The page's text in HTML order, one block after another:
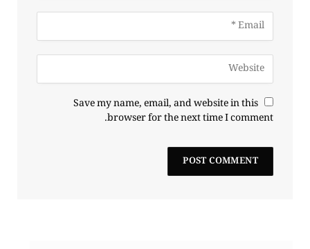
Save my name, email, and website in this
browser for the next time I comment.